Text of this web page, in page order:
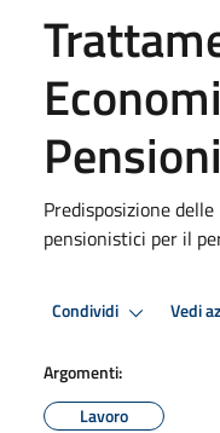
Predisposizione
pensionistici per il
Condividi Vedi
Argomenti:
Lavoro